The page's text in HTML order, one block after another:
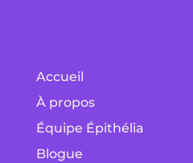
Accueil
À propos
Équipe Épithélia
Blogue